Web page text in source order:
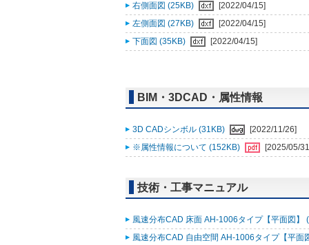
右側面図 (25KB)
[2022/04/15]
左側面図 (27KB)
[2022/04/15]
下面図 (35KB)
[2022/04/15]
BIM・3DCAD・属性情報
3D CADシンボル (31KB)
[2022/11/26]
※属性情報について (152KB)
[2025/05/
技術・工事マニュアル
風速分布CAD 床面 AH-1006タイプ【平面図】
風速分布CAD 自由空間 AH-1006タイプ【平面